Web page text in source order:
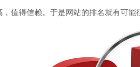
值得信赖。于是网站的排名就有可能